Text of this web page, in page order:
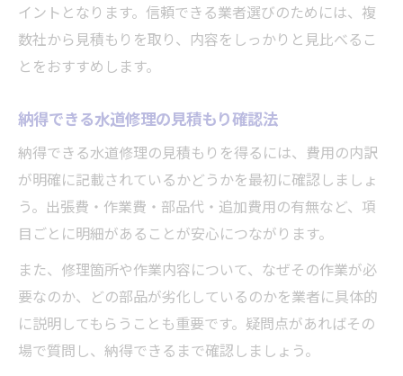
イントとなります。信頼できる業者選びのためには、複
数社から見積もりを取り、内容をしっかりと見比べるこ
とをおすすめします。
納得できる水道修理の見積もり確認法
納得できる水道修理の見積もりを得るには、費用の内訳
が明確に記載されているかどうかを最初に確認しましょ
う。出張費・作業費・部品代・追加費用の有無など、項
目ごとに明細があることが安心につながります。
また、修理箇所や作業内容について、なぜその作業が必
要なのか、どの部品が劣化しているのかを業者に具体的
に説明してもらうことも重要です。疑問点があればその
場で質問し、納得できるまで確認しましょう。